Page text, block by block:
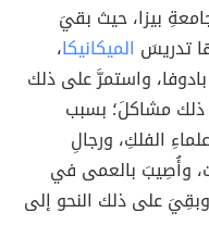
بيزا، حيث بقيَ
تدريسَ الميكانيكا،
واستمرَّ على ذلك
ذلك مشاكلَ؛ بسبب
الفلكِ، ورجالِ
وأُصِيبَ بالعمى في
على ذلك النحو إلى